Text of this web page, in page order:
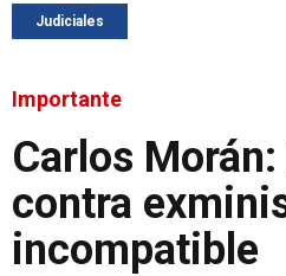
Judiciales
Importante
Carlos
contra
incompatible